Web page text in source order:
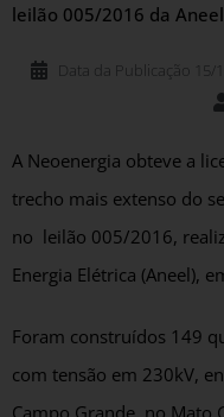
leilão 005/2016 da Aneel
Data da Publicação 15/
A Neoenergia obteve a
trecho mais extenso do
no leilão 005/2016,
Energia Elétrica (Aneel),
Foram construídos 149
com tensão em 230kV,